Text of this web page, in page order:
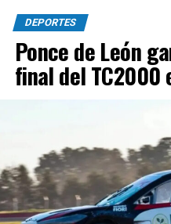
DEPORTES
Ponce de León
final del TC2000